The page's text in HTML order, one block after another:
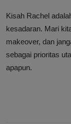
Kisah Rachel
kesadaran. Mari
makeover, dan
sebagai prioritas
apapun.